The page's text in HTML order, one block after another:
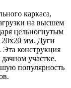
каркаса,
на высшем
цельногнутым
20х20 мм. Дуги
конструкция
участке.
популярность